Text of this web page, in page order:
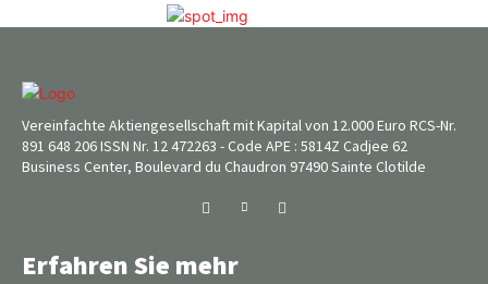
Vereinfachte Aktiengesellschaft mit Kapital von 12.000 Euro RCS-Nr.
891 648 206 ISSN Nr. 12 472263 - Code APE : 5814Z Cadjee 62
Business Center, Boulevard du Chaudron 97490 Sainte Clotilde
Erfahren Sie mehr